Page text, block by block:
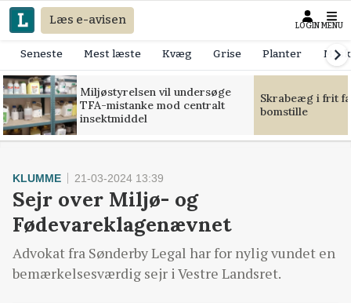
Læs e-avisen LOGIN MENU
Seneste Mest læste Kvæg Grise Planter
Miljøstyrelsen vil undersøge
TFA-mistanke mod centralt
insektmiddel
Skrabeæg i frit
bomstille
KLUMME 21-03-2024 13:39
Sejr over Miljø- og
Fødevareklagenævnet
Advokat fra Sønderby Legal har for nylig vundet en
bemærkelsesværdig sejr i Vestre Landsret.